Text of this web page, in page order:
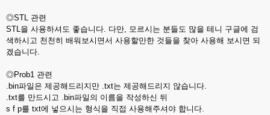
◎STL 관련
STL을 사용하셔도 좋습니다. 다만, 모르시는 분들도 많을 테니 구글에 검
색하시고 천천히 배워보시면서 사용할만한 것들을 찾아 사용해 보시면 되
겠습니다.
◎Prob1 관련
.bin파일은 제공해드리지만 .txt는 제공해드리지 않습니다.
.txt를 만드시고 .bin파일의 이름을 작성하신 뒤
s f p를 txt에 넣으시는 형식을 직접 사용해주셔야 합니다.